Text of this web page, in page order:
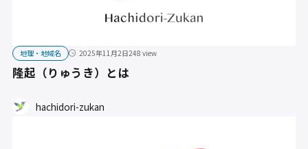
地理・地域名 2025年11月2日248 view
隆起（りゅうき）とは
hachidori-zukan